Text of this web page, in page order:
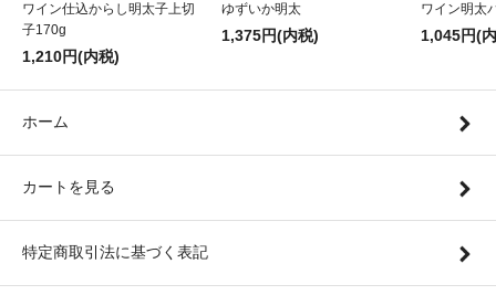
ワイン仕込からし明太子上切
子170g
1,210円(内税)
ゆずいか明太
1,375円(内税)
ワイン明太
1,045円(
ホーム
カートを見る
特定商取引法に基づく表記